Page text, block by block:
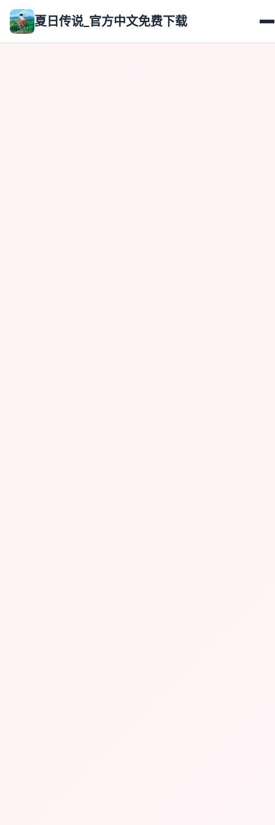
夏日传说_官方中文免费下载